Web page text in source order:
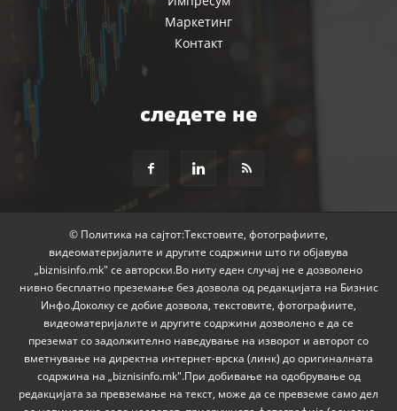
Маркетинг
Контакт
следете не
© Политика на сајтот:Текстовите, фотографиите,
видеоматеријалите и другите содржини што ги објавува
„biznisinfo.mk" се авторски.Во ниту еден случај не е дозволено
нивно бесплатно преземање без дозвола од редакцијата на Бизнис
Инфо.Доколку се добие дозвола, текстовите, фотографиите,
видеоматеријалите и другите содржини дозволено е да се
преземат со задолжително наведување на изворот и авторот со
вметнување на директна интернет-врска (линк) до оригиналната
содржина на „biznisinfo.mk".При добивање на одобрување од
редакцијата за превземање на текст, може да се превземе само дел